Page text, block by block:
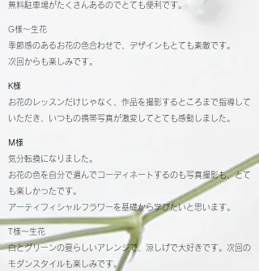
無料駐車場がたくさんあるのでとても便利です。
G様～生花
季節感のあるお花の色合わせで、デザインもとても素敵です。
次回からも楽しみです。
K様
お花のレッスンだけじゃなく、作品を撮影するところまで指導して
いただき、いつもの携帯写真が激変してとても感動しました。
M様
気分転換になりました。
お花の色を自分で選んでコーディネートするのも写真撮影も、とて
も楽しかったです。
​アーティフィシャルフラワーを基礎から学びたいと思います。
T様～生花
白とグリーンの夏らしいアレンジで、涼しげで大好きです。次回の
モダンスタイルも楽しみです。